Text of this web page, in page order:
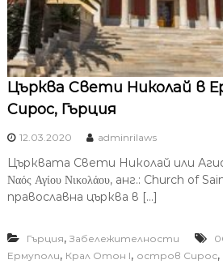
Църква Свети Николай в
Сирос, Гърция
12.03.2020 adminrilaws
Църквата Свети Николай или Агио
Ναός Αγίου Νικολάου, анг.: Church of
православна църква в […]
Гърция, Забележителности
Ермуполи, Крал Отон I, остров Сирос,